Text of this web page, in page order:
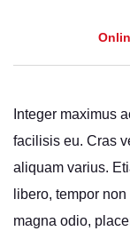
Integer maximus
facilisis eu. Cras
aliquam varius.
libero, tempor
magna odio,